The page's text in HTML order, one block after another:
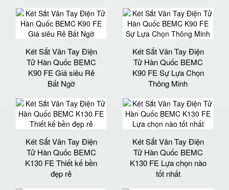
Két Sắt Vân Tay Điện
Tử Hàn Quốc BEMC
K90 FE Giá siêu Rẻ
Bất Ngờ
Két Sắt Vân Tay Điện
Tử Hàn Quốc BEMC
K90 FE Sự Lựa Chọn
Thông Minh
Két Sắt Vân Tay Điện
Tử Hàn Quốc BEMC
K130 FE Thiết kế bền
đẹp rẻ
Két Sắt Vân Tay Điện
Tử Hàn Quốc BEMC
K130 FE Lựa chọn nào
tốt nhất